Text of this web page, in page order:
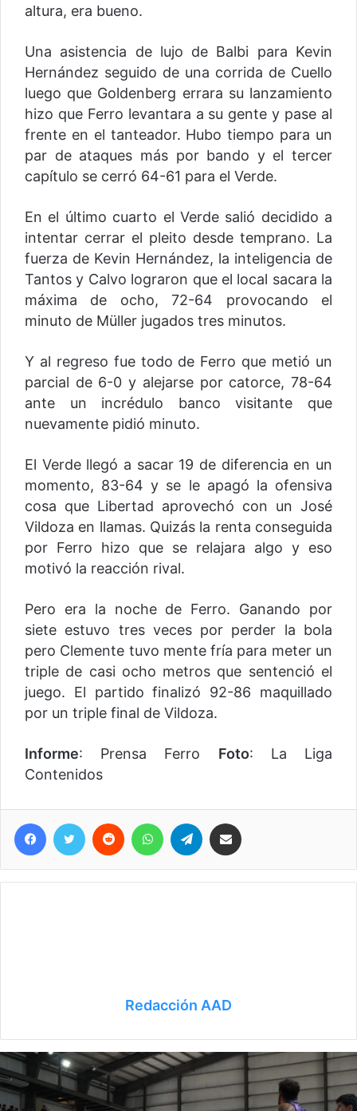
altura, era bueno.
Una asistencia de lujo de Balbi para Kevin
Hernández seguido de una corrida de Cuello
luego que Goldenberg errara su lanzamiento
hizo que Ferro levantara a su gente y pase al
frente en el tanteador. Hubo tiempo para un
par de ataques más por bando y el tercer
capítulo se cerró 64-61 para el Verde.
En el último cuarto el Verde salió decidido a
intentar cerrar el pleito desde temprano. La
fuerza de Kevin Hernández, la inteligencia de
Tantos y Calvo lograron que el local sacara la
máxima de ocho, 72-64 provocando el
minuto de Müller jugados tres minutos.
Y al regreso fue todo de Ferro que metió un
parcial de 6-0 y alejarse por catorce, 78-64
ante un incrédulo banco visitante que
nuevamente pidió minuto.
El Verde llegó a sacar 19 de diferencia en un
momento, 83-64 y se le apagó la ofensiva
cosa que Libertad aprovechó con un José
Vildoza en llamas. Quizás la renta conseguida
por Ferro hizo que se relajara algo y eso
motivó la reacción rival.
Pero era la noche de Ferro. Ganando por
siete estuvo tres veces por perder la bola
pero Clemente tuvo mente fría para meter un
triple de casi ocho metros que sentenció el
juego. El partido finalizó 92-86 maquillado
por un triple final de Vildoza.
Informe: Prensa Ferro Foto: La Liga
Contenidos
Telegram
Redacción AAD